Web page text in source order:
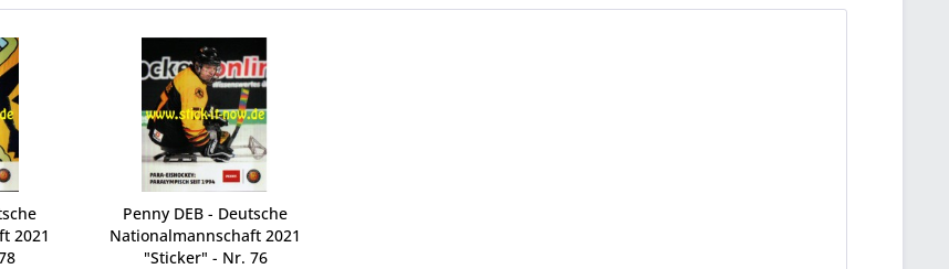
2021
Penny DEB - Deutsche
Nationalmannschaft 2021
"Sticker" - Nr. 76